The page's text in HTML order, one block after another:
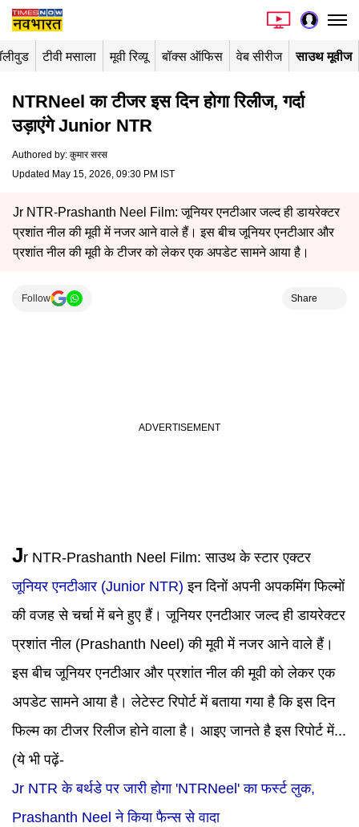
टीवी मसाला मूवी रिव्यू बॉक्स ऑफिस वेब सीरीज साउथ मूवीज
NTRNeel का टीजर इस दिन होगा रिलीज, गर्दा
उड़ाएंगे Junior NTR
Authored by: कुमार सरस
Updated May 15, 2026, 09:30 PM IST
Jr NTR-Prashanth Neel Film: जूनियर एनटीआर जल्द ही डायरेक्टर
प्रशांत नील की मूवी में नजर आने वाले हैं। इस बीच जूनियर एनटीआर और
प्रशांत नील की मूवी के टीजर को लेकर एक अपडेट सामने आया है।
Follow Share
Jr NTR-Prashanth Neel Film: साउथ के स्टार एक्टर
जूनियर एनटीआर (Junior NTR) इन दिनों अपनी अपकमिंग फिल्मों
की वजह से चर्चा में बने हुए हैं। जूनियर एनटीआर जल्द ही डायरेक्टर
प्रशांत नील (Prashanth Neel) की मूवी में नजर आने वाले हैं।
इस बीच जूनियर एनटीआर और प्रशांत नील की मूवी को लेकर एक
अपडेट सामने आया है। लेटेस्ट रिपोर्ट में बताया गया है कि इस दिन
फिल्म का टीजर रिलीज होने वाला है। आइए जानते है इस रिपोर्ट में...
(ये भी पढ़ें-
Jr NTR के बर्थडे पर जारी होगा 'NTRNeel' का फर्स्ट लुक,
Prashanth Neel ने किया फैन्स से वादा